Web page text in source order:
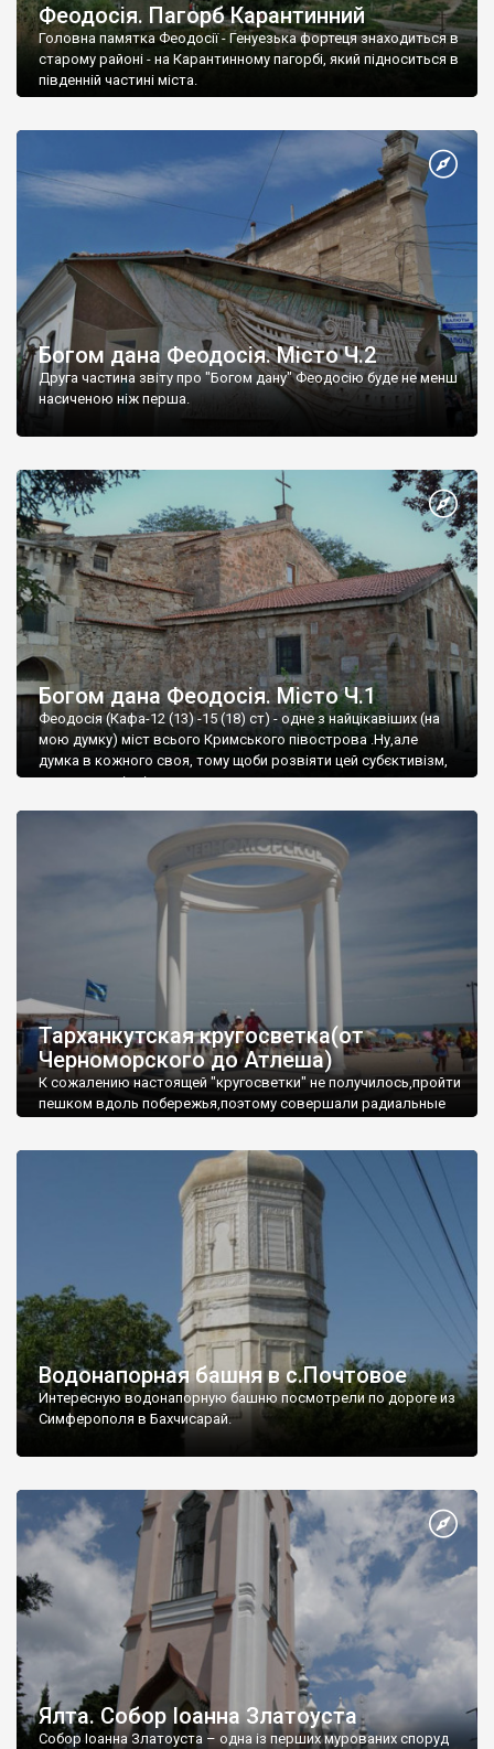
Феодосія. Пагорб Карантинний
Головна памятка Феодосії - Генуезька фортеця знаходиться в
старому районі - на Карантинному пагорбі, який підноситься в
південній частині міста.
Богом дана Феодосія. Місто Ч.2
Друга частина звіту про "Богом дану" Феодосію буде не менш
насиченою ніж перша.
Богом дана Феодосія. Місто Ч.1
Феодосія (Кафа-12 (13) -15 (18) ст) - одне з найцікавіших (на
мою думку) міст всього Кримського півострова .Ну,але
думка в кожного своя, тому щоби розвіяти цей субєктивізм,
запрошую відвідати це
Тарханкутская кругосветка(от
Черноморского до Атлеша)
К сожалению настоящей "кругосветки" не получилось,пройти
пешком вдоль побережья,поэтому совершали радиальные
Водонапорная башня в с.Почтовое
Интересную водонапорную башню посмотрели по дороге из
Симферополя в Бахчисарай.
Ялта. Собор Іоанна Златоуста
Собор Іоанна Златоуста – одна із перших мурованих споруд